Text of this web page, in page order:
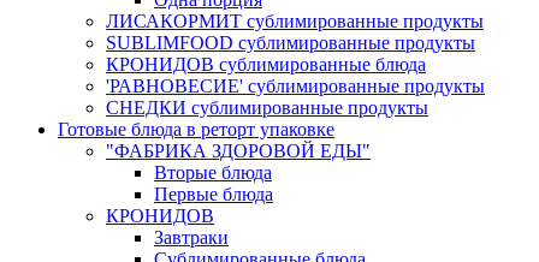
ЛИСАКОРМИТ сублимированные продукты
SUBLIMFOOD сублимированные продукты
КРОНИДОВ сублимированные блюда
'РАВНОВЕСИЕ' сублимированные продукты
СНЕДКИ сублимированные продукты
Готовые блюда в реторт упаковке
"ФАБРИКА ЗДОРОВОЙ ЕДЫ"
Вторые блюда
Первые блюда
КРОНИДОВ
Завтраки